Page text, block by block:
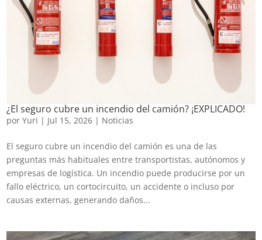
¿El seguro cubre un incendio del camión? ¡EXPLICADO!
porYuri | Jul 15, 2026 | Noticias
El seguro cubre un incendio del camión es una de las
preguntas más habituales entre transportistas, autónomos y
empresas de logística. Un incendio puede producirse por un
fallo eléctrico, un cortocircuito, un accidente o incluso por
causas externas, generando daños...